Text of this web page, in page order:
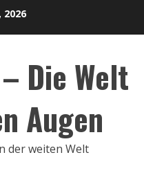
Die Welt
Augen
der weiten Welt